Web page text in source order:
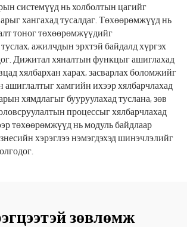
системүүд нь холболтын цагийг
хангахад тусалдаг. Төхөөрөмжүүд нь
тоног төхөөрөмжүүдийг
ажилчдын эрхтэй байдалд хүргэх
Дижитал хяналтын функцыг ашиглахад
хялбархан харах, засварлах боломжийг
ашиглалтыг хамгийн ихээр хялбарчлахад
хямдлагыг бууруулахад туслана, зөв
процессыг хялбарчлахад
төхөөрөмжүүд нь модуль байдлаар
хэрэглээ нэмэгдэхэд шинэчлэлийг
зөвлөмж